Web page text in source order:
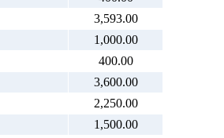
3,593.00
1,000.00
400.00
3,600.00
2,250.00
1,500.00